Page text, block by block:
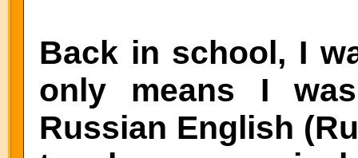
Back in school, I
only means I
Russian English